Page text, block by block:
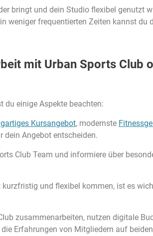
bringt und dein Studio flexibel genutzt
weniger frequentierten Zeiten kannst du
mit Urban Sports Club
einige Aspekte beachten:
Kursangebot, modernste
dein Angebot entscheiden.
Club Team und informiere über
und flexibel kommen, ist es
zusammenarbeiten, nutzen digitale
Erfahrungen von Mitgliedern auf